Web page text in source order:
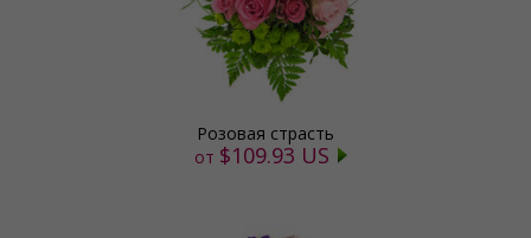
Розовая страсть
от $109.93 US